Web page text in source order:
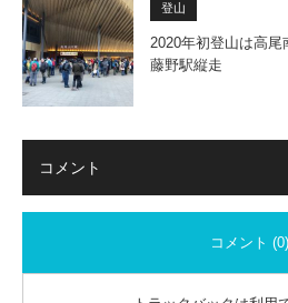
登山
2020年初登山は高
藤野駅縦走
コメント
コメント (0)